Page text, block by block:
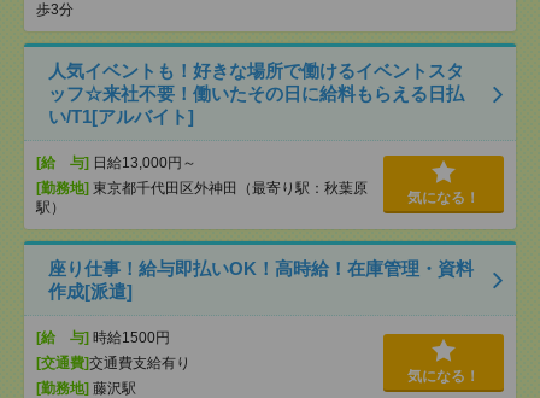
歩3分
人気イベントも！好きな場所で働けるイベントスタ
ッフ☆来社不要！働いたその日に給料もらえる日払
い/T1[アルバイト]
[給 与] 日給13,000円～
[勤務地] 東京都千代田区外神田（最寄り駅：秋葉原
駅）
気になる！
座り仕事！給与即払いOK！高時給！在庫管理・資料
作成[派遣]
[給 与] 時給1500円
[交通費]交通費支給有り
[勤務地] 藤沢駅
気になる！